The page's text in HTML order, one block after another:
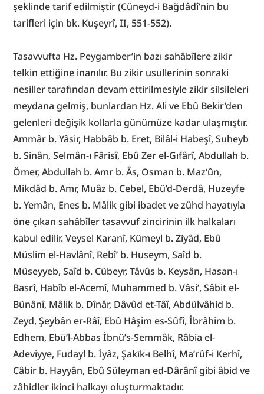
şeklinde tarif edilmiştir (Cüneyd-i Bağdâdî’nin bu
tarifleri için bk. Kuşeyrî, II, 551-552).
Tasavvufta Hz. Peygamber’in bazı sahâbîlere zikir
telkin ettiğine inanılır. Bu zikir usullerinin sonraki
nesiller tarafından devam ettirilmesiyle zikir silsileleri
meydana gelmiş, bunlardan Hz. Ali ve Ebû Bekir’den
gelenleri değişik kollarla günümüze kadar ulaşmıştır.
Ammâr b. Yâsir, Habbâb b. Eret, Bilâl-i Habeşî, Suheyb
b. Sinân, Selmân-ı Fârisî, Ebû Zer el-Gıfârî, Abdullah b.
Ömer, Abdullah b. Amr b. Âs, Osman b. Maz‘ûn,
Mikdâd b. Amr, Muâz b. Cebel, Ebü’d-Derdâ, Huzeyfe
b. Yemân, Enes b. Mâlik gibi ibadet ve zühd hayatıyla
öne çıkan sahâbîler tasavvuf zincirinin ilk halkaları
kabul edilir. Veysel Karanî, Kümeyl b. Ziyâd, Ebû
Müslim el-Havlânî, Rebî‘ b. Huseym, Saîd b.
Müseyyeb, Saîd b. Cübeyr, Tâvûs b. Keysân, Hasan-ı
Basrî, Habîb el-Acemî, Muhammed b. Vâsi‘, Sâbit el-
Bünânî, Mâlik b. Dînâr, Dâvûd et-Tâî, Abdülvâhid b.
Zeyd, Şeybân er-Râî, Ebû Hâşim es-Sûfî, İbrâhim b.
Edhem, Ebü’l-Abbas İbnü’s-Semmâk, Râbia el-
Adeviyye, Fudayl b. İyâz, Şakīk-ı Belhî, Ma‘rûf-i Kerhî,
Câbir b. Hayyân, Ebû Süleyman ed-Dârânî gibi âbid ve
zâhidler ikinci halkayı oluşturmaktadır.